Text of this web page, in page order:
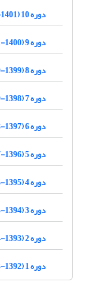
دوره 10 (1401-1402)
دوره 9 (1400-1401)
دوره 8 (1399-1400)
دوره 7 (1398-99)
دوره 6 (1397-98)
دوره 5 (1396-97)
دوره 4 (1395-96)
دوره 3 (1394-95)
دوره 2 (1393-94)
دوره 1 (1392-93)